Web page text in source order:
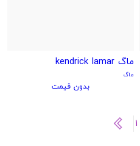
ماگ kendrick lamar
ماگ
بدون قیمت
1